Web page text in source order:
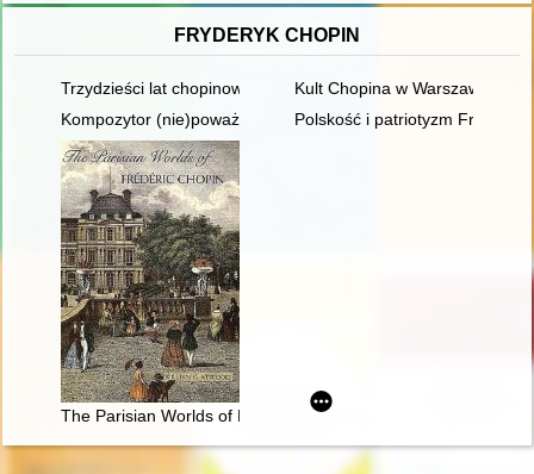
FRYDERYK CHOPIN
Trzydzieści lat chopinowskich festiwali w Antoninie
Kult Chopina w Warszawie
Kompozytor (nie)poważny. Poczucie humoru Fryderyka
Polskość i patriotyzm
The Parisian Worlds of Frédéric Chopin